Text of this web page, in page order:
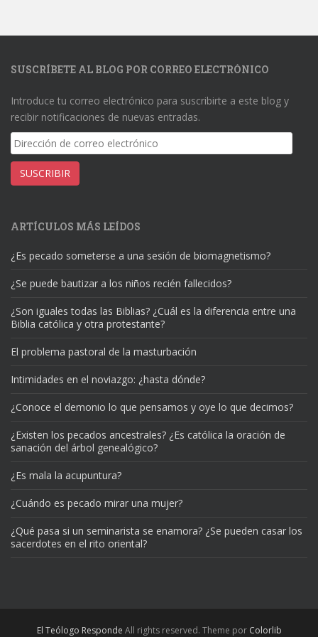
SUSCRÍBETE AL BLOG POR CORREO ELECTRÓNICO
Introduce tu correo electrónico para suscribirte a este blog y
recibir notificaciones de nuevas entradas.
Dirección
de
correo
electrónico
SUSCRIBIR
ARTÍCULOS MÁS LEÍDOS
¿Es pecado someterse a una sesión de biomagnetismo?
¿Se puede bautizar a los niños recién fallecidos?
¿Son iguales todas las Biblias? ¿Cuál es la diferencia entre una
Biblia católica y otra protestante?
El problema pastoral de la masturbación
Intimidades en el noviazgo: ¿hasta dónde?
¿Conoce el demonio lo que pensamos y oye lo que decimos?
¿Existen los pecados ancestrales? ¿Es católica la oración de
sanación del árbol genealógico?
¿Es mala la acupuntura?
¿Cuándo es pecado mirar una mujer?
¿Qué pasa si un seminarista se enamora? ¿Se pueden casar los
sacerdotes en el rito oriental?
El Teólogo Responde All rights reserved. Theme por Colorlib